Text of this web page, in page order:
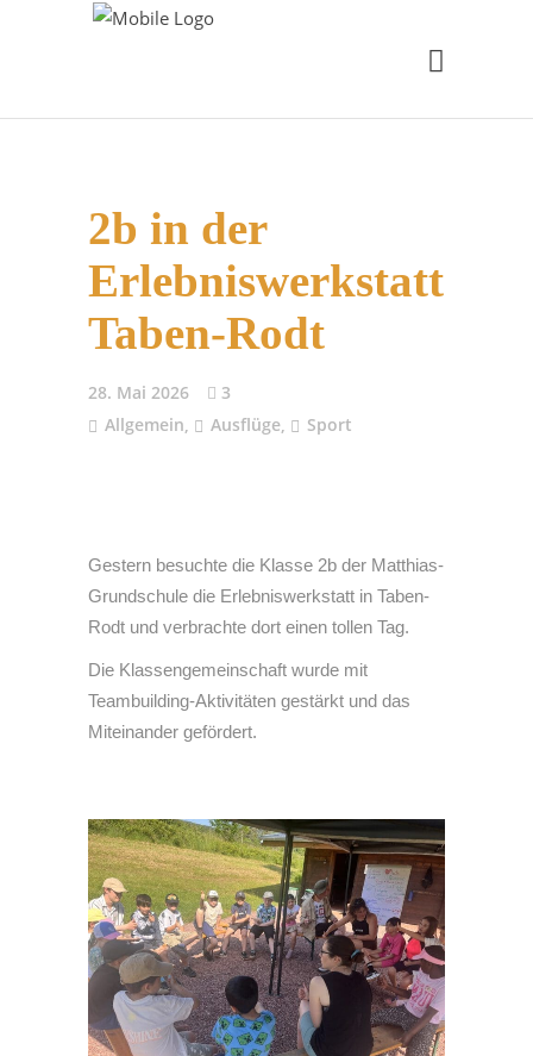
2b in der
Erlebniswerkstatt
Taben-Rodt
28. Mai 2026
3
Allgemein, Ausflüge, Sport
Gestern besuchte die Klasse 2b der Matthias-
Grundschule die Erlebniswerkstatt in Taben-
Rodt und verbrachte dort einen tollen Tag.
Die Klassengemeinschaft wurde mit
Teambuilding-Aktivitäten gestärkt und das
Miteinander gefördert.